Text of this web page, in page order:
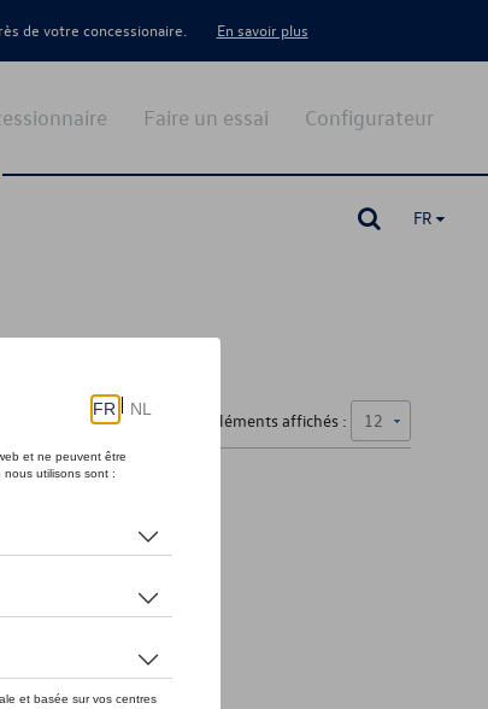
de votre concessionaire. En savoir plus
Configurateur
Faire un essai
FR
Nombre d'éléments affichés :